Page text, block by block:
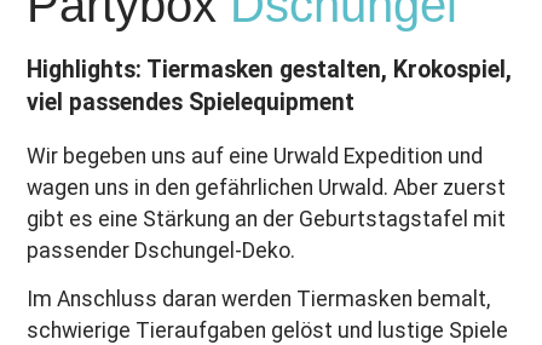
Highlights: Tiermasken gestalten, Krokospiel,
viel passendes Spielequipment
Wir begeben uns auf eine Urwald Expedition und
wagen uns in den gefährlichen Urwald. Aber zuerst
gibt es eine Stärkung an der Geburtstagstafel mit
passender Dschungel-Deko.
Im Anschluss daran werden Tiermasken bemalt,
schwierige Tieraufgaben gelöst und lustige Spiele